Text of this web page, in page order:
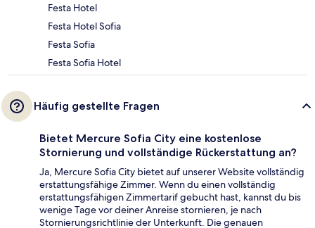
Festa Hotel
Festa Hotel Sofia
Festa Sofia
Festa Sofia Hotel
Häufig gestellte Fragen
Bietet Mercure Sofia City eine kostenlose
Stornierung und vollständige Rückerstattung an?
Ja, Mercure Sofia City bietet auf unserer Website vollständig
erstattungsfähige Zimmer. Wenn du einen vollständig
erstattungsfähigen Zimmertarif gebucht hast, kannst du bis
wenige Tage vor deiner Anreise stornieren, je nach
Stornierungsrichtlinie der Unterkunft. Die genauen